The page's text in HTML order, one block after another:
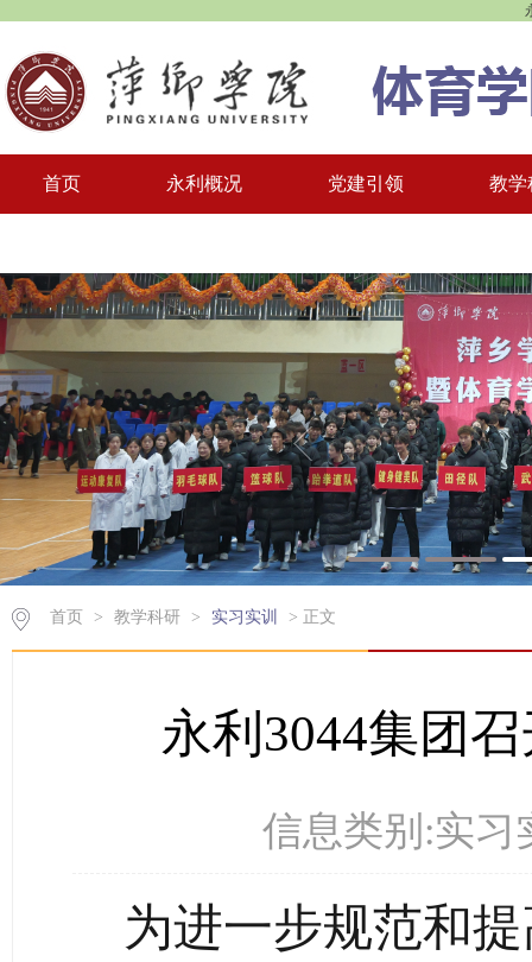
首页 永利概况 党建引领 教学
首页 > 教学科研 > 实习实训 > 正文
永利3044集团
信息类别:实习
为进一步规范和